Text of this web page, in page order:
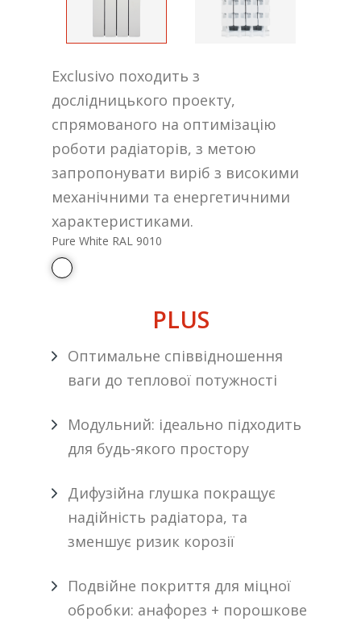
Exclusivo походить з
дослідницького проекту,
спрямованого на оптимізацію
роботи радіаторів, з метою
запропонувати виріб з високими
механічними та енергетичними
характеристиками.
Pure White RAL 9010
PLUS
Оптимальне співвідношення
ваги до теплової потужності
Модульний: ідеально підходить
для будь-якого простору
Дифузійна глушка покращує
надійність радіатора, та
зменшує ризик корозії
Подвійне покриття для міцної
обробки: анафорез + порошкове